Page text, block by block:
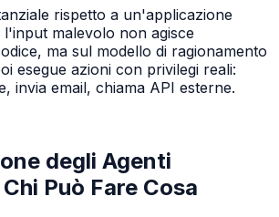
rispetto a un'applicazione
malevolo non agisce
ma sul modello di ragionamento
esegue azioni con privilegi reali:
invia email, chiama API esterne.
degli Agenti
Può Fare Cosa